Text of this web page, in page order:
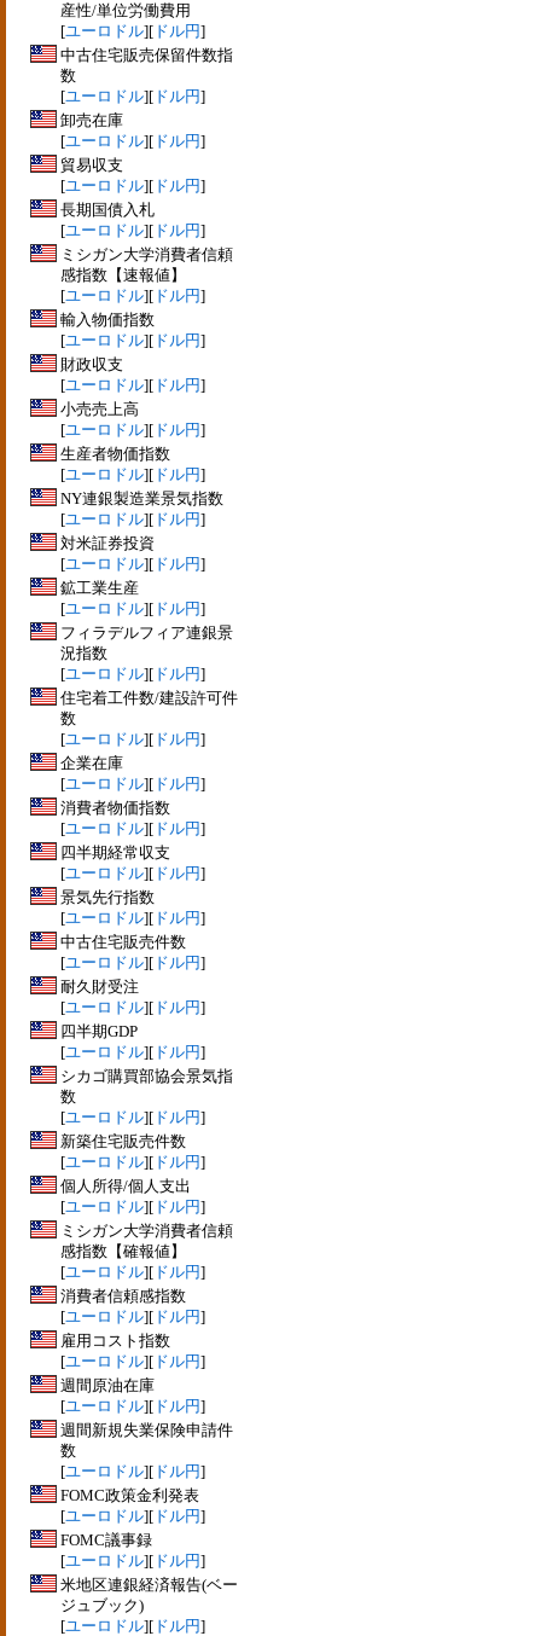
産性/単位労働費用
[ユーロドル][ ドル円]
中古住宅販売保留件数指
数
[ユーロドル][ ドル円]
卸売在庫
[ユーロドル][ ドル円]
貿易収支
[ユーロドル][ ドル円]
長期国債入札
[ユーロドル][ ドル円]
ミシガン大学消費者信頼
感指数【速報値】
[ユーロドル][ ドル円]
輸入物価指数
[ユーロドル][ ドル円]
財政収支
[ユーロドル][ ドル円]
小売売上高
[ユーロドル][ ドル円]
生産者物価指数
[ユーロドル][ ドル円]
NY連銀製造業景気指数
[ユーロドル][ ドル円]
対米証券投資
[ユーロドル][ ドル円]
鉱工業生産
[ユーロドル][ ドル円]
フィラデルフィア連銀景
況指数
[ユーロドル][ ドル円]
住宅着工件数/建設許可件
数
[ユーロドル][ ドル円]
企業在庫
[ユーロドル][ ドル円]
消費者物価指数
[ユーロドル][ ドル円]
四半期経常収支
[ユーロドル][ ドル円]
景気先行指数
[ユーロドル][ ドル円]
中古住宅販売件数
[ユーロドル][ ドル円]
耐久財受注
[ユーロドル][ ドル円]
四半期GDP
[ユーロドル][ ドル円]
シカゴ購買部協会景気指
数
[ユーロドル][ ドル円]
新築住宅販売件数
[ユーロドル][ ドル円]
個人所得/個人支出
[ユーロドル][ ドル円]
ミシガン大学消費者信頼
感指数【確報値】
[ユーロドル][ ドル円]
消費者信頼感指数
[ユーロドル][ ドル円]
雇用コスト指数
[ユーロドル][ ドル円]
週間原油在庫
[ユーロドル][ ドル円]
週間新規失業保険申請件
数
[ユーロドル][ ドル円]
FOMC政策金利発表
[ユーロドル][ ドル円]
FOMC議事録
[ユーロドル][ ドル円]
米地区連銀経済報告(ベー
ジュブック)
[ユーロドル][ ドル円]